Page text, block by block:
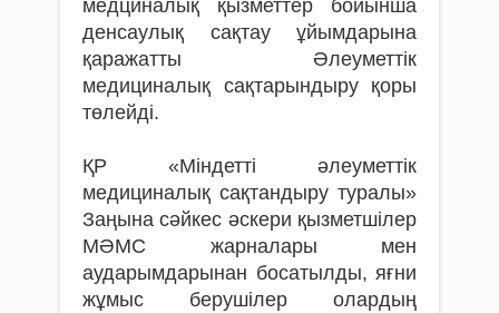
медциналық қызметтер бойынша
денсаулық сақтау ұйымдарына
қаражатты Әлеуметтік
медициналық сақтарындыру қоры
төлейді.
ҚР «Міндетті әлеуметтік
медициналық сақтандыру туралы»
Заңына сәйкес әскери қызметшілер
МӘМС жарналары мен
аударымдарынан босатылды, яғни
жұмыс берушілер олардың